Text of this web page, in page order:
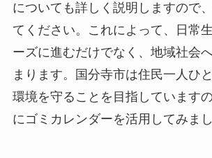
についても詳しく説明しますので
てください。これによって、日常
ーズに進むだけでなく、地域社会
まります。国分寺市は住民一人ひ
環境を守ることを目指しています
にゴミカレンダーを活用してみまし